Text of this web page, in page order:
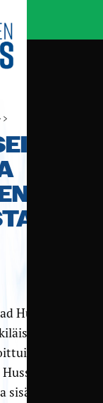
Hussein
FC
omassa
sisältää